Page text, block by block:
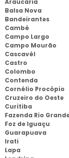
Araucária
Balsa Nova
Bandeirantes
Cambé
Campo Largo
Campo Mourão
Cascavél
Castro
Colombo
Contenda
Cornélio Procópio
Cruzeiro do Oeste
Curitiba
Fazenda Rio
Foz de Iguaçu
Guarapuava
Irati
Lapa